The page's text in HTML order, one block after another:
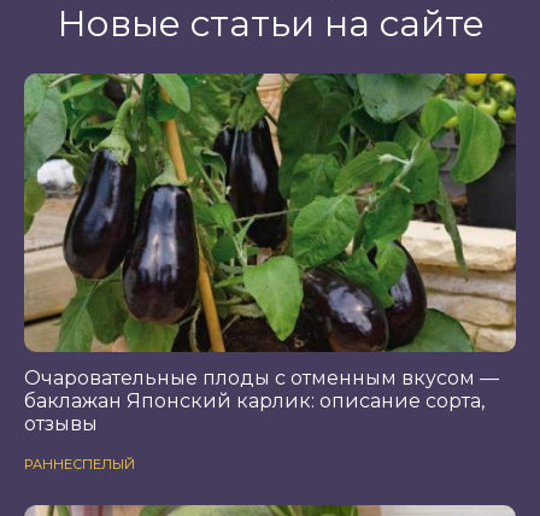
Новые статьи на сайте
Очаровательные плоды с отменным вкусом —
баклажан Японский карлик: описание сорта,
отзывы
РАННЕСПЕЛЫЙ